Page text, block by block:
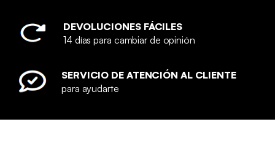
DEVOLUCIONES FÁCILES
14 días para cambiar de opinión
SERVICIO DE ATENCIÓN AL CLIENTE
para ayudarte